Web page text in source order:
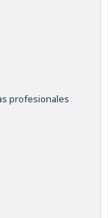
profesionales